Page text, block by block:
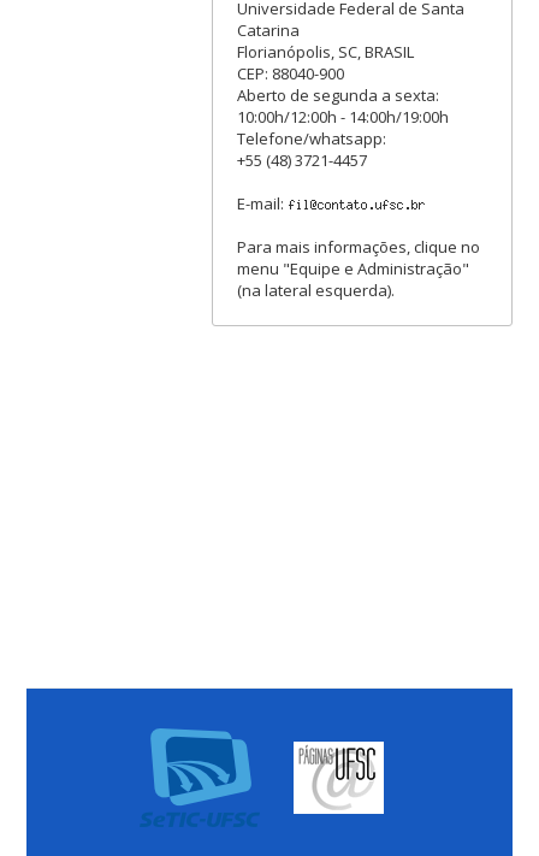
Universidade Federal de Santa
Catarina
Florianópolis, SC, BRASIL
CEP: 88040-900
Aberto de segunda a sexta:
10:00h/12:00h - 14:00h/19:00h
Telefone/whatsapp:
+55 (48) 3721-4457
E-mail:
Para mais informações, clique no
menu "Equipe e Administração"
(na lateral esquerda).